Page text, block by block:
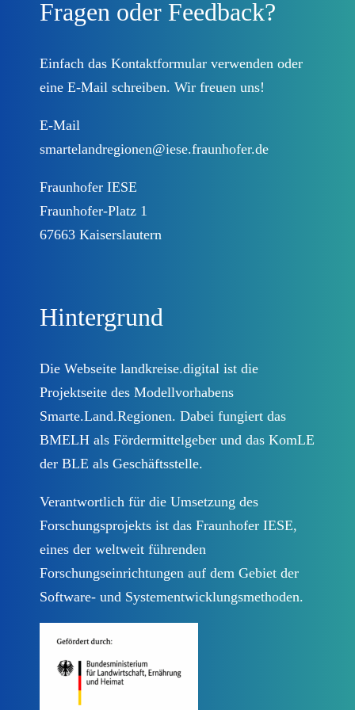
Beteiligungsplattform
Prozessbegleitung
DEUTSCHLAND.DIGITAL
Datenschutzinformationen
Impressum
Newsletter abonnieren
Fragen oder Feedback?
Einfach das Kontaktformularverwenden oder
eine E-Mail schreiben. Wir freuen uns!
E-Mail
smartelandregionen@iese.fraunhofer.de
Fraunhofer IESE
Fraunhofer-Platz 1
67663 Kaiserslautern
Hintergrund
Die Webseite landkreise.digital ist die
Projektseite des Modellvorhabens
Smarte.Land.Regionen. Dabei fungiert das
BMELH als Fördermittelgeber und das KomLE
der BLE als Geschäftsstelle.
Verantwortlich für die Umsetzung des
Forschungsprojekts ist das Fraunhofer IESE,
eines der weltweit führenden
Forschungseinrichtungen auf dem Gebiet der
Software- und Systementwicklungsmethoden.